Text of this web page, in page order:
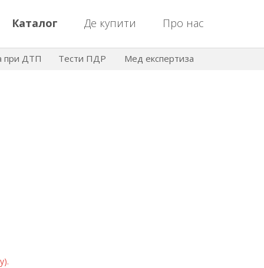
Каталог Де купити Про нас
при ДТП Тести ПДР Мед експертиза